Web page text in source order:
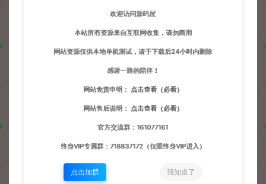
欢迎访问源码屋
本站所有资源来自互联网收集，请勿商用
网站资源仅供本地单机测试，请于下载后24小时内删除
感谢一路的陪伴！
网站免责申明： 点击查看（必看）
网站售后说明： 点击查看（必看）
官方交流群：161077161
终身VIP专属群：718837172（仅限终身VIP进入）
点击加群 我知道了